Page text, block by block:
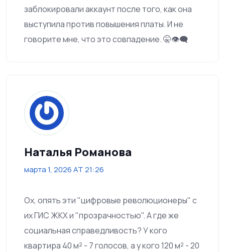
заблокировали аккаунт после того, как она
выступила против повышения платы. И не
говорите мне, что это совпадение. 🤫👁️‍🗨️
Наталья Романова
марта 1, 2026 AT 21:26
Ох, опять эти "цифровые революционеры" с
их ГИС ЖКХ и "прозрачностью". А где же
социальная справедливость? У кого
квартира 40 м² - 7 голосов, а у кого 120 м² - 20